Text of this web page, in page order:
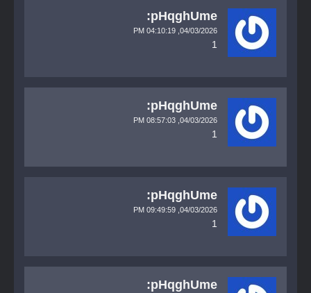
pHqghUme:
04/03/2026,
04:10:19 PM
1
pHqghUme:
04/03/2026,
08:57:03 PM
1
pHqghUme:
04/03/2026,
09:49:59 PM
1
pHqghUme: